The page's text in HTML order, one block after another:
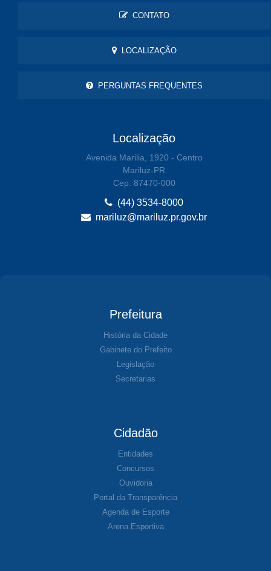
CONTATO
LOCALIZAÇÃO
PERGUNTAS FREQUENTES
Localização
Avenida Marilia, 1920 - Centro
Mariluz-PR
Cep: 87470-000
(44) 3534-8000
mariluz@mariluz.pr.gov.br
Prefeitura
História da Cidade
Gabinete do Prefeito
Legislação
Secretarias
Cidadão
Entidades
Concursos
Ouvidoria
Portal da Transparência
Agenda de Esporte
Arena Esportiva